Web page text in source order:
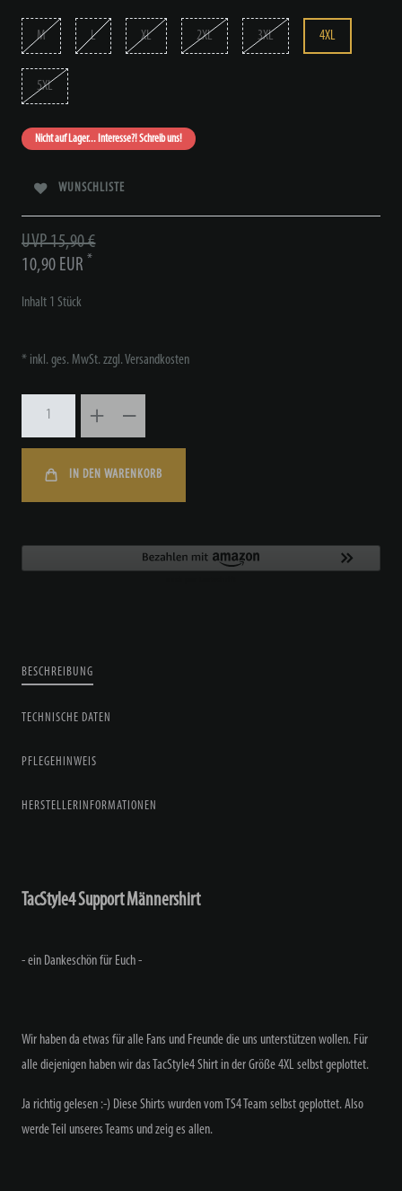
M L XL 2XL 3XL 4XL
5XL
Nicht auf Lager... Interesse?! Schreib uns!
WUNSCHLISTE
UVP 15,90 €
10,90 EUR *
Inhalt 1 Stück
* inkl. ges. MwSt. zzgl.Versandkosten
IN DEN WARENKORB
BESCHREIBUNG
TECHNISCHE DATEN
PFLEGEHINWEIS
HERSTELLERINFORMATIONEN
TacStyle4 Support Männershirt
- ein Dankeschön für Euch -
Wir haben da etwas für alle Fans und Freunde die uns unterstützen wollen. Für
alle diejenigen haben wir das TacStyle4 Shirt in der Größe 4XL selbst geplottet.
Ja richtig gelesen :-) Diese Shirts wurden vom TS4 Team selbst geplottet. Also
werde Teil unseres Teams und zeig es allen.